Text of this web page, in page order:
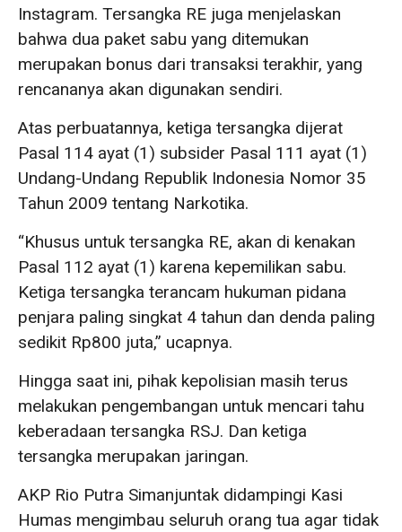
Instagram. Tersangka RE juga menjelaskan
bahwa dua paket sabu yang ditemukan
merupakan bonus dari transaksi terakhir, yang
rencananya akan digunakan sendiri.
Atas perbuatannya, ketiga tersangka dijerat
Pasal 114 ayat (1) subsider Pasal 111 ayat (1)
Undang-Undang Republik Indonesia Nomor 35
Tahun 2009 tentang Narkotika.
“Khusus untuk tersangka RE, akan di kenakan
Pasal 112 ayat (1) karena kepemilikan sabu.
Ketiga tersangka terancam hukuman pidana
penjara paling singkat 4 tahun dan denda paling
sedikit Rp800 juta,” ucapnya.
Hingga saat ini, pihak kepolisian masih terus
melakukan pengembangan untuk mencari tahu
keberadaan tersangka RSJ. Dan ketiga
tersangka merupakan jaringan.
AKP Rio Putra Simanjuntak didampingi Kasi
Humas mengimbau seluruh orang tua agar tidak